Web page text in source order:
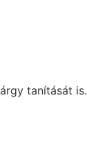
tanítását is.